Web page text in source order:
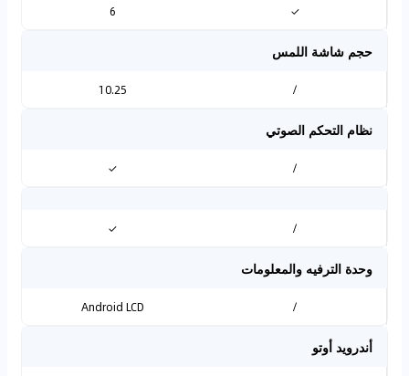
✓
6
حجم شاشة اللمس
/
10.25
نظام التحكم الصوتي
/
✓
/
✓
وحدة الترفيه والمعلومات
/
Android LCD
أندرويد أوتو